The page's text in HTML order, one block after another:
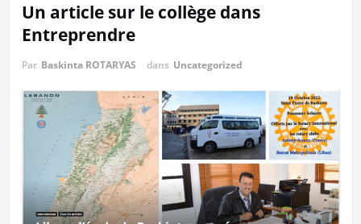
Un article sur le collège dans
Entreprendre
Par Baskinta ROTARYAS dans Uncategorized